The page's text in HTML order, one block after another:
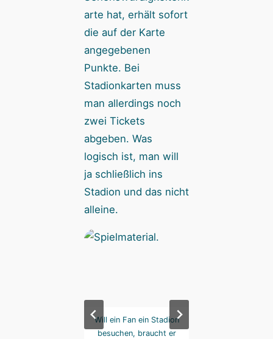
arte hat, erhält sofort
die auf der Karte
angegebenen
Punkte. Bei
Stadionkarten muss
man allerdings noch
zwei Tickets
abgeben. Was
logisch ist, man will
ja schließlich ins
Stadion und das nicht
alleine.
Will ein Fan ein Stadion
besuchen, braucht er